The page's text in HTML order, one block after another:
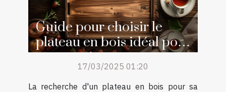
Guide pour choisir le
plateau en bois idéal pour
votre maison
17/03/2025 01:20
La recherche d'un plateau en bois pour sa